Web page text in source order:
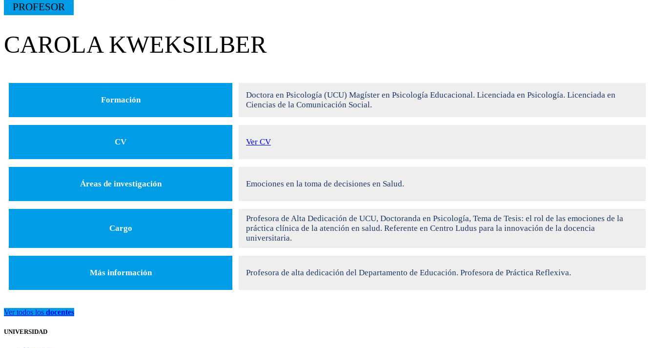
PROFESOR
CAROLA KWEKSILBER
Formación
Doctora en Psicología (UCU) Magíster en Psicología Educacional. Licenciada en Psicología. Licenciada en
Ciencias de la Comunicación Social.
CV Ver CV
Áreas de investigación Emociones en la toma de decisiones en Salud.
Cargo
Profesora de Alta Dedicación de UCU, Doctoranda en Psicología, Tema de Tesis: el rol de las emociones de la
práctica clínica de la atención en salud. Referente en Centro Ludus para la innovación de la docencia
universitaria.
Más información Profesora de alta dedicación del Departamento de Educación. Profesora de Práctica Reflexiva.
Ver todos los docentes
UNIVERSIDAD